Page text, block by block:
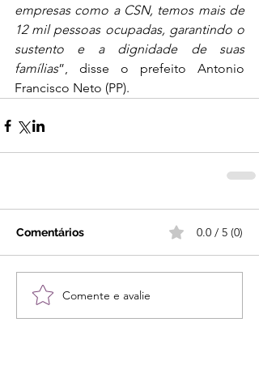
empresas como a CSN, temos mais de
12 mil pessoas ocupadas, garantindo o
sustento e a dignidade de suas
famílias”, disse o prefeito Antonio
Francisco Neto (PP).
Comentários 0.0 / 5 (0)
Comente e avalie